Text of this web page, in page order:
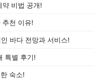
비법 공개!
추천 이유!
바다 전망과 서비스!
특별 후기!
숙소!